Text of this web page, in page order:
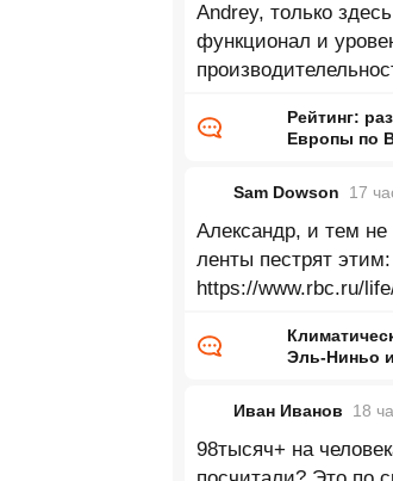
Andrey, только
функционал и
Рейтинг:
Европы по
Sam Dowson 17
Александр, и тем
ленты пестрят этим:
https://www.rbc.ru/
Аттакама, Аризона,
Эль-Ниньо
Иван Иванов
18
98тысяч+ на